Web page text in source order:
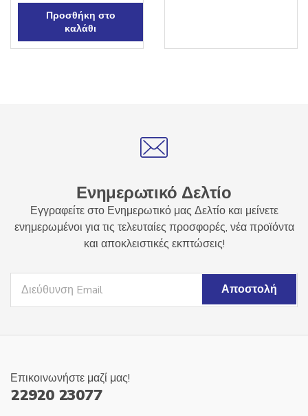
Προσθήκη στο
καλάθι
Ενημερωτικό Δελτίο
Εγγραφείτε στο Ενημερωτικό μας Δελτίο και μείνετε
ενημερωμένοι για τις τελευταίες προσφορές, νέα προϊόντα
και αποκλειστικές εκπτώσεις!
Επικοινωνήστε μαζί μας!
22920 23077